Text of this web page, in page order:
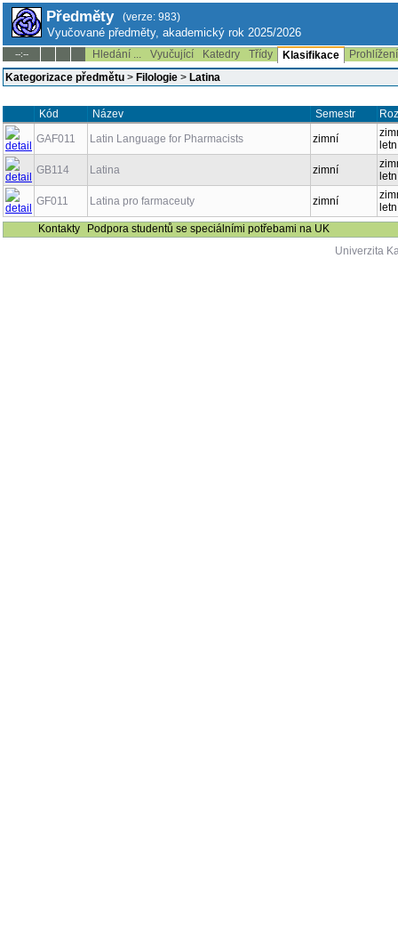
Předměty (verze: 983)
Vyučované předměty, akademický rok 2025/2026
--:-- Hledání ... Vyučující Katedry Třídy Klasifikace
Kategorizace předmětu > Filologie > Latina
Kód Název Semestr
GAF011
Latin Language for Pharmacists zimní
GB114
Latina zimní
GF011
Latina pro farmaceuty zimní
Kontakty
Podpora studentů se speciálními potřebami na UK
Univerzita